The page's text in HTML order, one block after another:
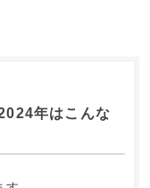
年はこんな